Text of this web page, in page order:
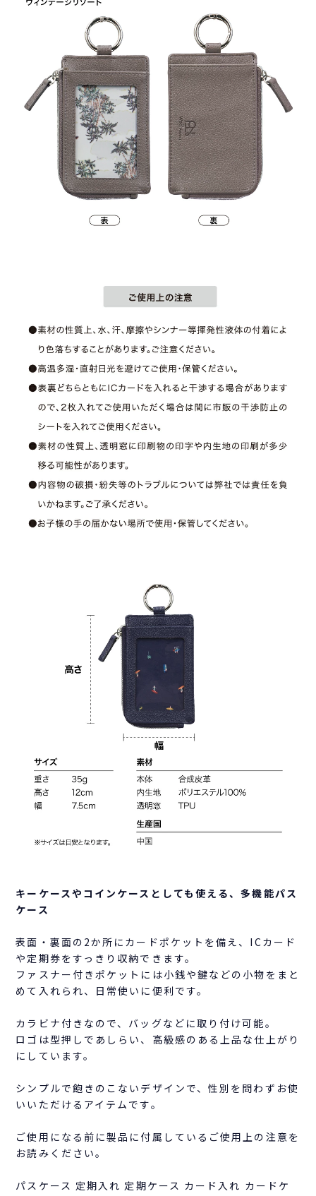
キーケースやコインケースとしても使える、多機能パス
ケース
表面・裏面の2か所にカードポケットを備え、ICカード
や定期券をすっきり収納できます。
ファスナー付きポケットには小銭や鍵などの小物をまと
めて入れられ、日常使いに便利です。
カラビナ付きなので、バッグなどに取り付け可能。
ロゴは型押しであしらい、高級感のある上品な仕上がり
にしています。
シンプルで飽きのこないデザインで、性別を問わずお使
いいただけるアイテムです。
ご使用になる前に製品に付属しているご使用上の注意を
お読みください。
パスケース 定期入れ 定期ケース カード入れ カードケ